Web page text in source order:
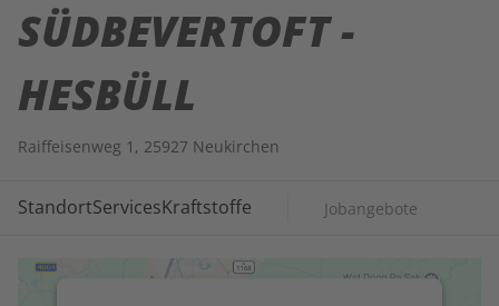
SÜDBEVERTOFT -
HESBÜLL
Raiffeisenweg 1, 25927 Neukirchen
StandortServicesKraftstoffe Jobangebote